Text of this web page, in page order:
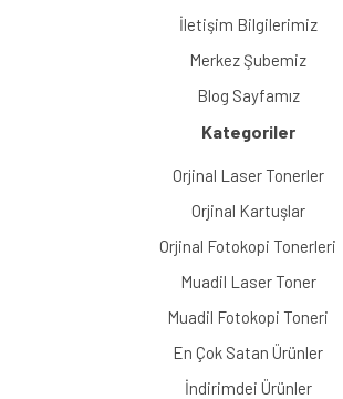
İletişim Bilgilerimiz
Merkez Şubemiz
Blog Sayfamız
Kategoriler
Orjinal Laser Tonerler
Orjinal Kartuşlar
Orjinal Fotokopi Tonerleri
Muadil Laser Toner
Muadil Fotokopi Toneri
En Çok Satan Ürünler
İndirimdei Ürünler